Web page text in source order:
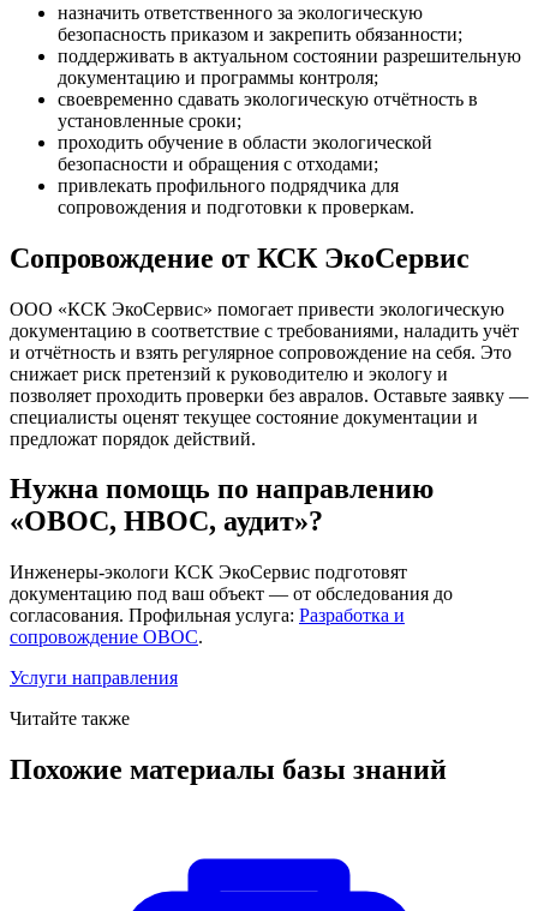
назначить ответственного за экологическую
безопасность приказом и закрепить обязанности;
поддерживать в актуальном состоянии разрешительную
документацию и программы контроля;
своевременно сдавать экологическую отчётность в
установленные сроки;
проходить обучение в области экологической
безопасности и обращения с отходами;
привлекать профильного подрядчика для
сопровождения и подготовки к проверкам.
Сопровождение от КСК ЭкоСервис
ООО «КСК ЭкоСервис» помогает привести экологическую
документацию в соответствие с требованиями, наладить учёт
и отчётность и взять регулярное сопровождение на себя. Это
снижает риск претензий к руководителю и экологу и
позволяет проходить проверки без авралов. Оставьте заявку —
специалисты оценят текущее состояние документации и
предложат порядок действий.
Нужна помощь по направлению
«ОВОС, НВОС, аудит»?
Инженеры-экологи КСК ЭкоСервис подготовят
документацию под ваш объект — от обследования до
согласования. Профильная услуга: Разработка и
сопровождение ОВОС.
Услуги направления
Читайте также
Похожие материалы базы знаний